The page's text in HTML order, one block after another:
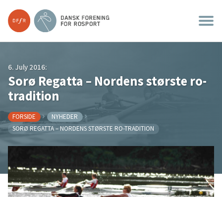
6. July 2016:
Sorø Regatta – Nordens største ro-
tradition
FORSIDE
NYHEDER
SORØ REGATTA – NORDENS STØRSTE RO-TRADITION